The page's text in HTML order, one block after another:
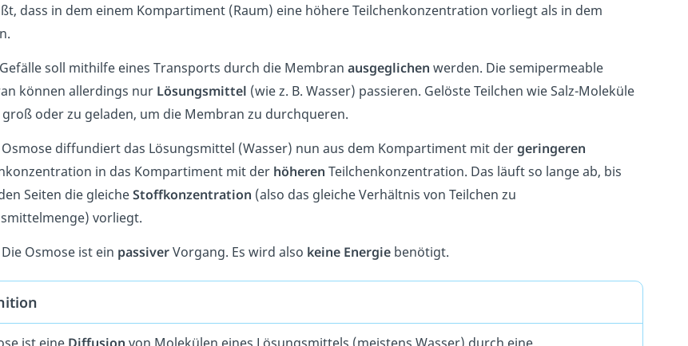
dass in dem einem Kompartiment (Raum) eine höhere Teilchenkonzentration vorliegt als in dem
soll mithilfe eines Transports durch die Membran ausgeglichen werden. Die semipermeable
können allerdings nur Lösungsmittel (wie z. B. Wasser) passieren. Gelöste Teilchen wie Salz-Moleküle
groß oder zu geladen, um die Membran zu durchqueren.
Osmose diffundiert das Lösungsmittel (Wasser) nun aus dem Kompartiment mit dergeringeren
in das Kompartiment mit der höheren Teilchenkonzentration. Das läuft so lange ab, bis
Seiten die gleicheStoffkonzentration (also das gleiche Verhältnis von Teilchen zu
vorliegt.
Die Osmose ist ein passiverVorgang. Es wird also keine Energie benötigt.